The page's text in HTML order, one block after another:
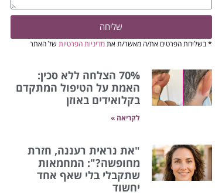
שליחה
* בשליחת הפרטים את/ה מאשר/ת אתמדיניות הפרטיותשל האתר
70% הצלחה ללא סכין:
האמת על הטיפול המתקדם
בקלואידים באוזן
לקריאה »
"את נראית רעננה, חזרת
מחופשה?": המחמאות
שתקבלי בלי שאף אחד
יחשוד